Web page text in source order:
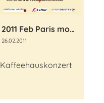
2011 Feb Paris mon Amour
26.02.2011
Kaffeehauskonzert